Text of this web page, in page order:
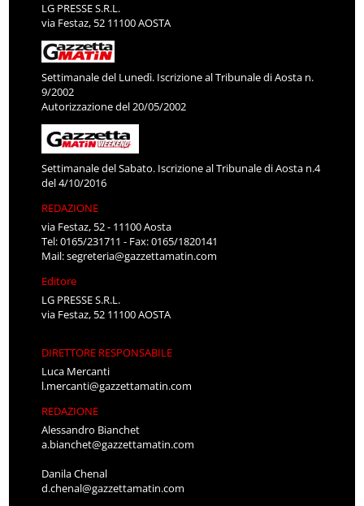
LG PRESSE S.R.L.
via Festaz, 52 11100 AOSTA
Settimanale del Lunedì. Iscrizione al Tribunale di Aosta n.
9/2002
Autorizzazione del 20/05/2002
Settimanale del Sabato. Iscrizione al Tribunale di Aosta n.4
del 4/10/2016
REDAZIONE
via Festaz, 52 - 11100 Aosta
Tel: 0165/231711 - Fax: 0165/1820141
Mail:segreteria@gazzettamatin.com
Editore
LG PRESSE S.R.L.
via Festaz, 52 11100 AOSTA
DIRETTORE RESPONSABILE
Luca Mercanti
l.mercanti@gazzettamatin.com
REDAZIONE
Alessandro Bianchet
a.bianchet@gazzettamatin.com
Danila Chenal
d.chenal@gazzettamatin.com